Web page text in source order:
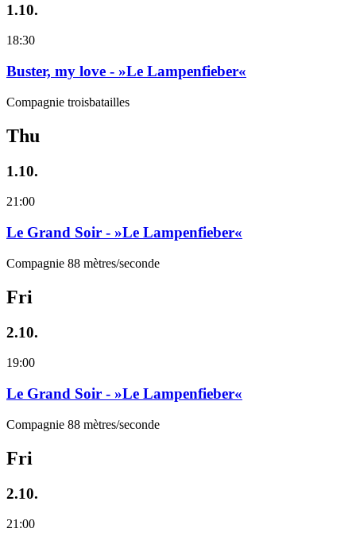
1.10.
18:30
Buster, my love - »Le Lampenfieber«
Compagnie troisbatailles
Thu
1.10.
21:00
Le Grand Soir - »Le Lampenfieber«
Compagnie 88 mètres/seconde
Fri
2.10.
19:00
Le Grand Soir - »Le Lampenfieber«
Compagnie 88 mètres/seconde
Fri
2.10.
21:00